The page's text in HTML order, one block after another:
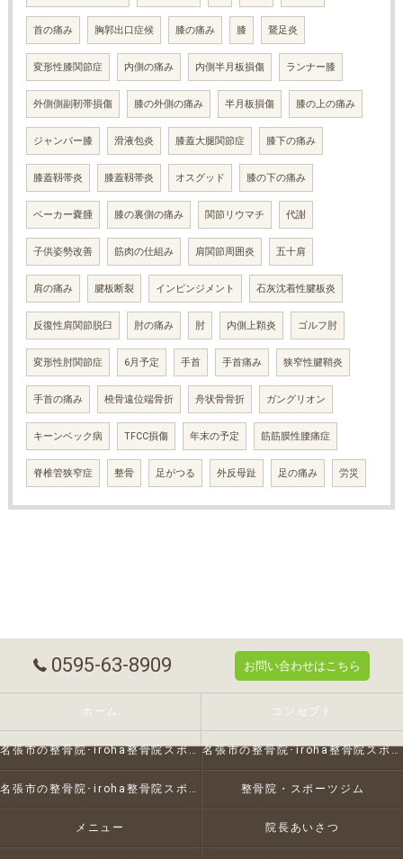
首の痛み 胸郭出口症候 膝の痛み 膝 鵞足炎
変形性膝関節症 内側の痛み 内側半月板損傷 ランナー膝
外側側副靭帯損傷 膝の外側の痛み 半月板損傷 膝の上の痛み
ジャンパー膝 滑液包炎 膝蓋大腿関節症 膝下の痛み
膝蓋靱帯炎 膝蓋靱帯炎 オスグッド 膝の下の痛み
ベーカー嚢腫 膝の裏側の痛み 関節リウマチ 代謝
子供姿勢改善 筋肉の仕組み 肩関節周囲炎 五十肩
肩の痛み 腱板断裂 インピンジメント 石灰沈着性腱板炎
反復性肩関節脱臼 肘の痛み 肘 内側上顆炎 ゴルフ肘
変形性肘関節症 6月予定 手首 手首痛み 狭窄性腱鞘炎
手首の痛み 橈骨遠位端骨折 舟状骨骨折 ガングリオン
キーンベック病 TFCC損傷 年末の予定 筋筋膜性腰痛症
脊椎管狭窄症 整骨 足がつる 外反母趾 足の痛み 労災
0595-63-8909 お問い合わせはこちら
ホーム コンセプト
名張市の整骨院･iroha整骨院スポーツジムの口コミ情報 名張市の整骨院･iroha整骨院スポーツジムの評判
名張市の整骨院･iroha整骨院スポーツジムのお客様の声 整骨院・スポーツジム
メニュー 院長あいさつ